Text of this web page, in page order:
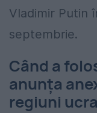
Vladimir Putin
septembrie.
Când a
anunța
regiuni